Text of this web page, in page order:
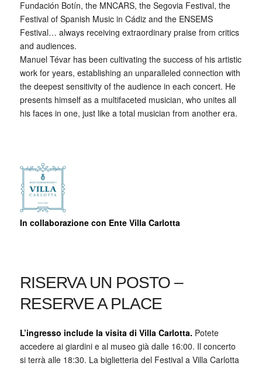
Fundación Botín, the MNCARS, the Segovia Festival, the
Festival of Spanish Music in Cádiz and the ENSEMS
Festival… always receiving extraordinary praise from critics
and audiences.
Manuel Tévar has been cultivating the success of his artistic
work for years, establishing an unparalleled connection with
the deepest sensitivity of the audience in each concert. He
presents himself as a multifaceted musician, who unites all
his faces in one, just like a total musician from another era.
In collaborazione con Ente Villa Carlotta
RISERVA UN POSTO –
RESERVE A PLACE
L’ingresso include la visita di Villa Carlotta. Potete
accedere ai giardini e al museo già dalle 16:00. Il concerto
si terrà alle 18:30. La biglietteria del Festival a Villa Carlotta